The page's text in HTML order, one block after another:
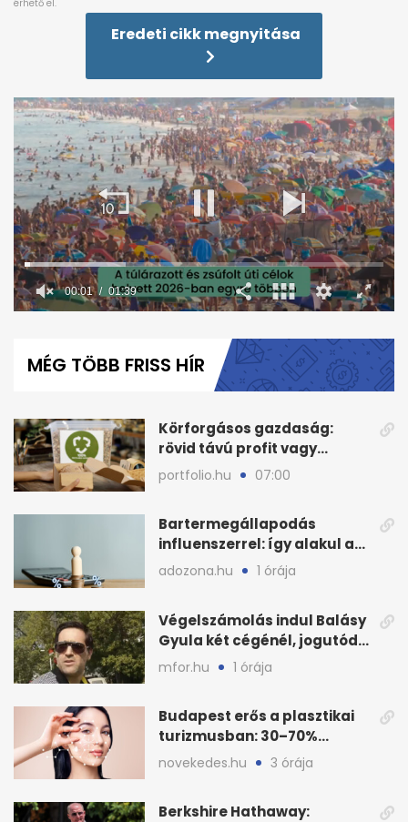
Eredeti cikk megnyitása
minute,
00:02 01:39
MÉG TÖBB FRISS HÍR
Körforgásos gazdaság:
rövid távú profit vagy
hosszú távú zöld célok?
portfolio.hu 07:00
Bartermegállapodás
influenszerrel: így alakul az
adózás
adozona.hu 1 órája
Végelszámolás indul Balásy
Gyula két cégénél, jogutód
nélkül zárnak
mfor.hu 1 órája
Budapest erős a plasztikai
turizmusban: 30–70%
árkülönbség Európához
novekedes.hu 3 órája
Berkshire Hathaway: